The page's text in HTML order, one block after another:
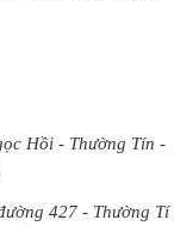
Hồi - Thường Tín -
427 - Thường Tí